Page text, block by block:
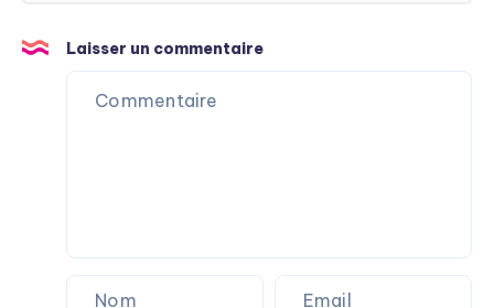
Laisser un commentaire